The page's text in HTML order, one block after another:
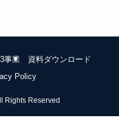
事業
資料ダウンロード
Policy
Rights Reserved